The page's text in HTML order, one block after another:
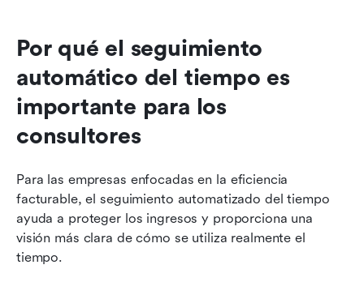
Por qué el seguimiento
automático del tiempo es
importante para los
consultores
Para las empresas enfocadas en la eficiencia
facturable, el seguimiento automatizado del tiempo
ayuda a proteger los ingresos y proporciona una
visión más clara de cómo se utiliza realmente el
tiempo.